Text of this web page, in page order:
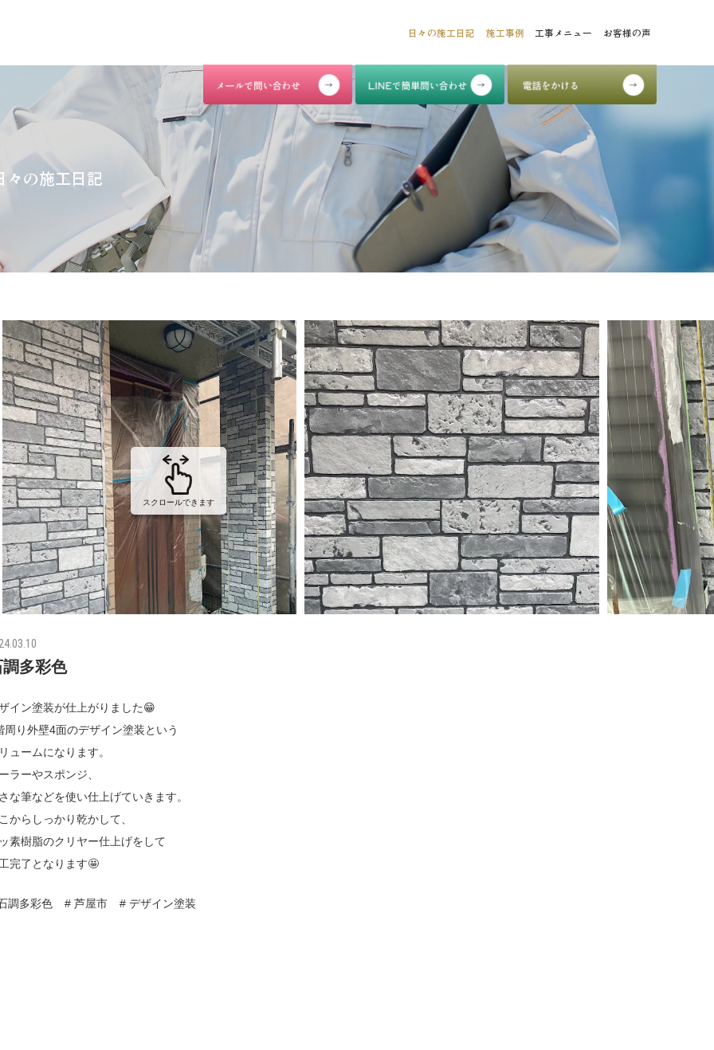
日々の施工日記 施工事例 工事メニュー お客様の声
々の施工日記
スクロールできます
調多彩色
イン塗装が仕上がりました😁
周り外壁4面のデザイン塗装という
ュームになります。
ラーやスポンジ、
な筆などを使い仕上げていきます。
からしっかり乾かして、
素樹脂のクリヤー仕上げをして
完了となります🤩
調多彩色 # 芦屋市 # デザイン塗装